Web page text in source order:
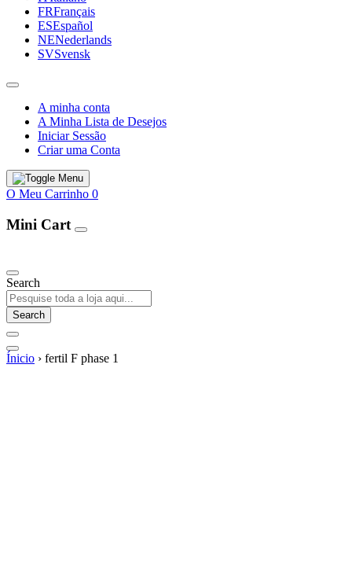
FRFrançais
ESEspañol
NENederlands
SVSvensk
A minha conta
A Minha Lista de Desejos
Iniciar Sessão
Criar uma Conta
O Meu Carrinho 0
Mini Cart
Search
Search
Ínicio › fertil F phase 1